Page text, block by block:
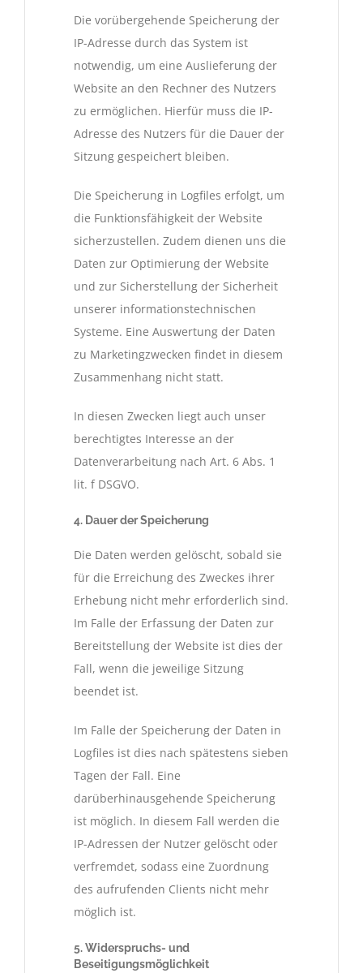
Die vorübergehende Speicherung der
IP-Adresse durch das System ist
notwendig, um eine Auslieferung der
Website an den Rechner des Nutzers
zu ermöglichen. Hierfür muss die IP-
Adresse des Nutzers für die Dauer der
Sitzung gespeichert bleiben.
Die Speicherung in Logfiles erfolgt, um
die Funktionsfähigkeit der Website
sicherzustellen. Zudem dienen uns die
Daten zur Optimierung der Website
und zur Sicherstellung der Sicherheit
unserer informationstechnischen
Systeme. Eine Auswertung der Daten
zu Marketingzwecken findet in diesem
Zusammenhang nicht statt.
In diesen Zwecken liegt auch unser
berechtigtes Interesse an der
Datenverarbeitung nach Art. 6 Abs. 1
lit. f DSGVO.
4. Dauer der Speicherung
Die Daten werden gelöscht, sobald sie
für die Erreichung des Zweckes ihrer
Erhebung nicht mehr erforderlich sind.
Im Falle der Erfassung der Daten zur
Bereitstellung der Website ist dies der
Fall, wenn die jeweilige Sitzung
beendet ist.
Im Falle der Speicherung der Daten in
Logfiles ist dies nach spätestens sieben
Tagen der Fall. Eine
darüberhinausgehende Speicherung
ist möglich. In diesem Fall werden die
IP-Adressen der Nutzer gelöscht oder
verfremdet, sodass eine Zuordnung
des aufrufenden Clients nicht mehr
möglich ist.
5. Widerspruchs- und
Beseitigungsmöglichkeit